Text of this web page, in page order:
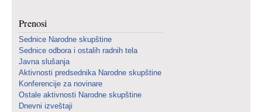
Prenosi
Sednice Narodne skupštine
Sednice odbora i ostalih radnih tela
Javna slušanja
Aktivnosti predsednika Narodne skupštine
Konferencije za novinare
Ostale aktivnosti Narodne skupštine
Dnevni izveštaji